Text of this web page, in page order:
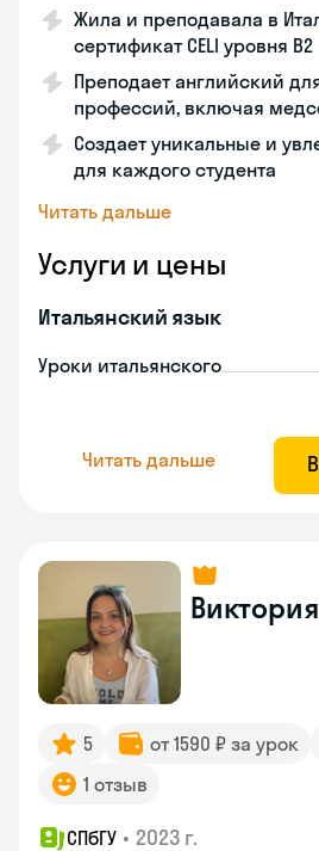
Жила и преподавала в
сертификат CELI уровня В2
Преподает английский
профессий, включая
Создает уникальные и
для каждого студента
Читать дальше
Услуги и цены
Итальянский язык
Уроки итальянского
Читать дальше
Виктория
5 от 1590 ₽ за урок
1 отзыв
СПбГУ • 2023 г.